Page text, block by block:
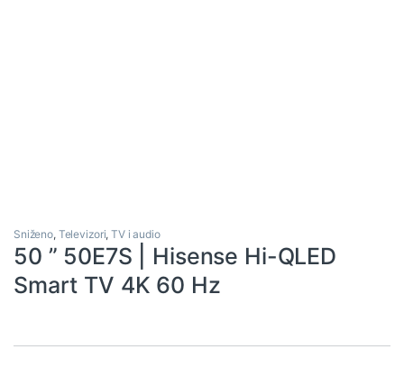
Sniženo, Televizori,TV i audio
50 ” 50E7S | Hisense Hi-QLED
Smart TV 4K 60 Hz